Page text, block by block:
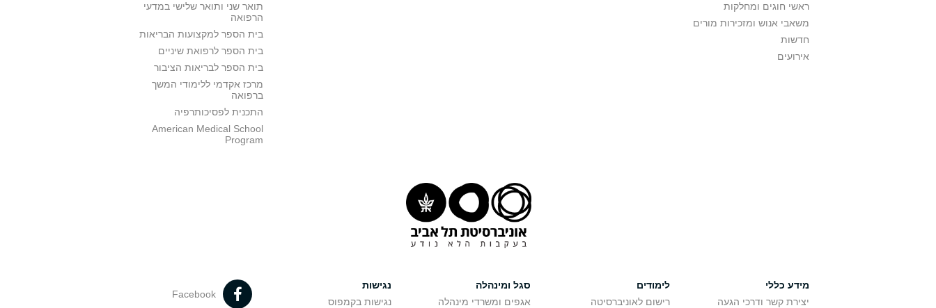
ראשי חוגים ומחלקות
משאבי אנוש ומזכירות מורים
חדשות
אירועים
תואר שני ותואר שלישי במדעי
הרפואה
בית הספר למקצועות הבריאות
בית הספר לרפואת שיניים
בית הספר לבריאות הציבור
מרכז אקדמי ללימודי המשך
ברפואה
התכנית לפסיכותרפיה
American Medical School
Program
מידע כללי
יצירת קשר ודרכי הגעה
לימודים
רישום לאוניברסיטה
סגל ומינהלה
אגפים ומשרדי מינהלה
נגישות
נגישות בקמפוס
Facebook